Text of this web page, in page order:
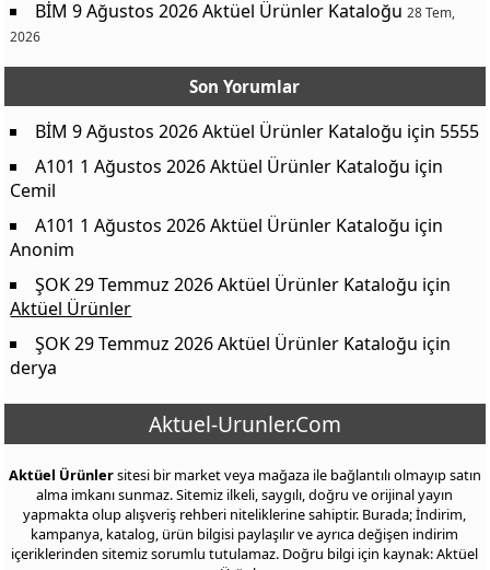
BİM 9 Ağustos 2026 Aktüel Ürünler Kataloğu 28 Tem,
2026
Son Yorumlar
BİM 9 Ağustos 2026 Aktüel Ürünler Kataloğu için 5555
A101 1 Ağustos 2026 Aktüel Ürünler Kataloğu için
Cemil
A101 1 Ağustos 2026 Aktüel Ürünler Kataloğu için
Anonim
ŞOK 29 Temmuz 2026 Aktüel Ürünler Kataloğu için
Aktüel Ürünler
ŞOK 29 Temmuz 2026 Aktüel Ürünler Kataloğu için
derya
Aktuel-Urunler.Com
Aktüel Ürünlersitesi bir market veya mağaza ile bağlantılı olmayıp satın
alma imkanı sunmaz. Sitemiz ilkeli, saygılı, doğru ve orijinal yayın
yapmakta olup alışveriş rehberi niteliklerine sahiptir. Burada; İndirim,
kampanya, katalog, ürün bilgisi paylaşılır ve ayrıca değişen indirim
içeriklerinden sitemiz sorumlu tutulamaz. Doğru bilgi için kaynak: Aktüel